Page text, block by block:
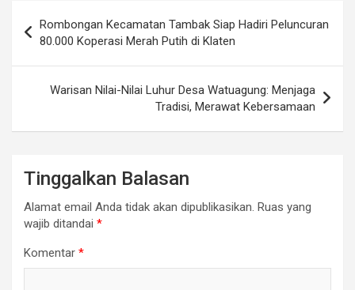
pos
Rombongan Kecamatan Tambak Siap Hadiri Peluncuran
80.000 Koperasi Merah Putih di Klaten
Warisan Nilai-Nilai Luhur Desa Watuagung: Menjaga
Tradisi, Merawat Kebersamaan
Tinggalkan Balasan
Alamat email Anda tidak akan dipublikasikan. Ruas yang
wajib ditandai *
Komentar *